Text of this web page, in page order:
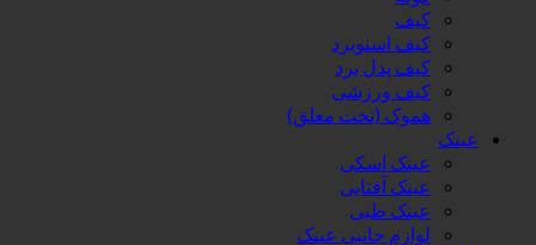
کیف
کیف اسنوبرد
کیف پدل برد
کیف ورزشی
هموک (تخت معلق)
عینک
عینک اسکی
عینک آفتابی
عینک طبی
لوازم جانبی عینک